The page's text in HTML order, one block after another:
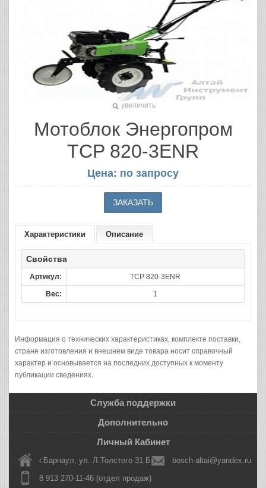
увеличить
Мотоблок Энергопром
TCP 820-3ENR
Цена: по запросу
Характеристики Описание
Свойства
Артикул: TCP 820-3ENR
Вес: 1
Информация о технических характеристиках, комплекте поставки,
стране изготовления и внешнем виде товара носит справочный
характер и основывается на последних доступных к моменту
публикации сведениях.
Служба поддержки
Дополнительно
Личный Кабинет
г.Барнаул, ул. Л.Толстого 31 Б
bosch-altai@yandex.ru
8 913 270-11-46 (отдел продаж)